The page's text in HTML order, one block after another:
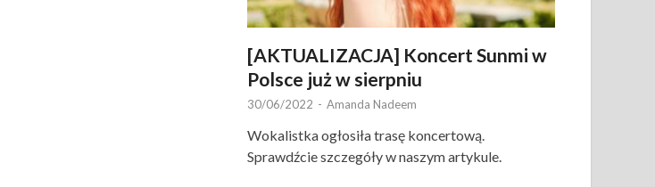
[AKTUALIZACJA] Koncert Sunmi w
Polsce już w sierpniu
30/06/2022 - Amanda Nadeem
Wokalistka ogłosiła trasę koncertową.
Sprawdźcie szczegóły w naszym artykule.